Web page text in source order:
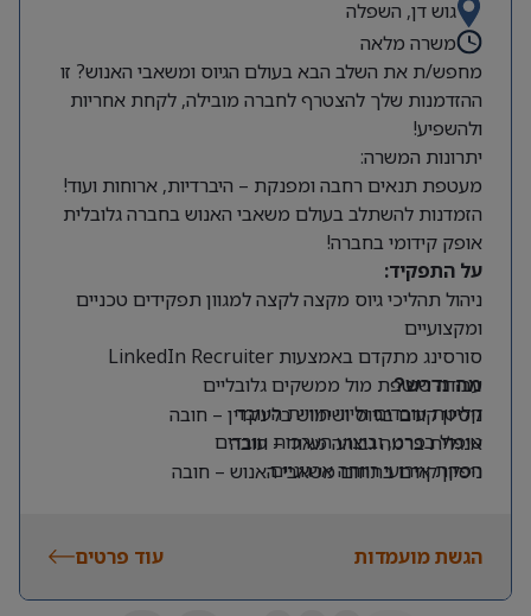
גוש דן, השפלה
משרה מלאה
מחפש/ת את השלב הבא בעולם הגיוס ומשאבי האנוש? זו
ההזדמנות שלך להצטרף לחברה מובילה, לקחת אחריות
ולהשפיע!
יתרונות המשרה:
מעטפת תנאים רחבה ומפנקת – היברדיות, ארוחות ועוד!
הזמדנות להשתלב בעולם משאבי האנוש בחברה גלובלית
אופק קידומי בחברה!
על התפקיד:
ניהול תהליכי גיוס מקצה לקצה למגוון תפקידים טכניים
ומקצועיים
סורסינג מתקדם באמצעות LinkedIn Recruiter
עבודה שוטפת מול ממשקים גלובליים
קליטת עובדים וליווי חוויית העובד
טיפול בפרט, וביצוע הערכות עובדים
הפקת אירועי רווחה ארגוניים
מה נדרש?
ניסיון קודם בגיוס ושימוש בלינקדין – חובה
אנגלית ברמה גבוהה מאוד – חובה
ניסיון קודם בתחום משאבי האנוש – חובה
הגשת מועמדות
עוד פרטים